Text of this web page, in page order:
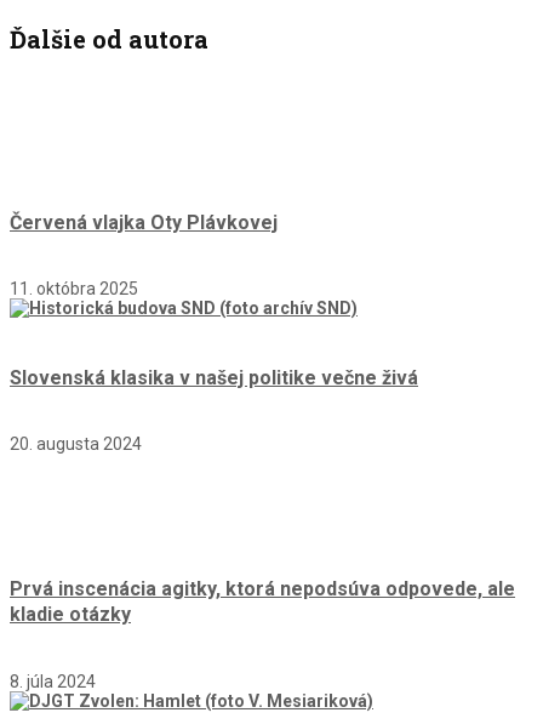
Ďalšie od autora
Červená vlajka Oty Plávkovej
11. októbra 2025
Slovenská klasika v našej politike večne živá
20. augusta 2024
Prvá inscenácia agitky, ktorá nepodsúva odpovede, ale
kladie otázky
8. júla 2024